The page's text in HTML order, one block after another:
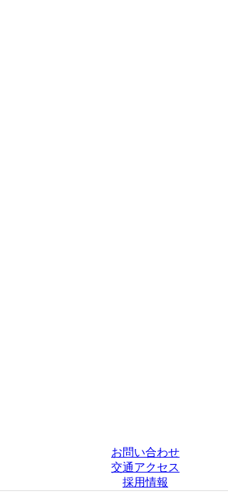
お問い合わせ
交通アクセス
採用情報